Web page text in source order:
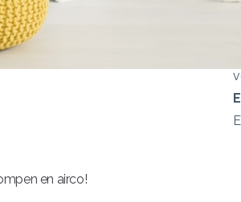
en airco!
Remeha en Intergas